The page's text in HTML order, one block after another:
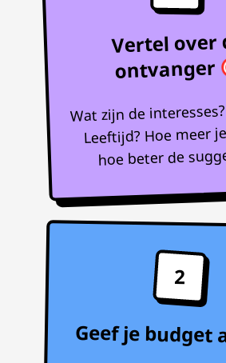
Vertel over
ontvanger
Wat zijn de
Leeftijd? Hoe meer
hoe beter de
2
Geef je budget